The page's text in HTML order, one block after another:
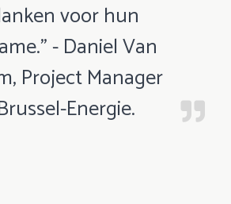
voor hun
- Daniel Van
Project Manager
Energie.